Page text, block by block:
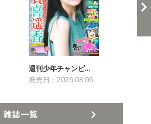
週刊少年チャンピ…
発売日：2026.08.06